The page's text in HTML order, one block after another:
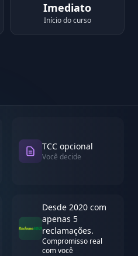
Imediato
Início do curso
TCC opcional
Você decide
Desde 2020 com
apenas 5
reclamações.
Compromisso real
com você